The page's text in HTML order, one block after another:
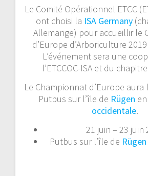
Le Comité Opérationnel ETCC
ont choisi la ISA Germany
Allemange) pour accueillir le
d’Europe d’Arboriculture 2019
L’événement sera une
l’ETCCOC-ISA et du
Le Championnat d’Europe aura
Putbus sur l’île de Rügen en
occidentale.
21 juin – 23 juin
Putbus sur l’île de Rügen